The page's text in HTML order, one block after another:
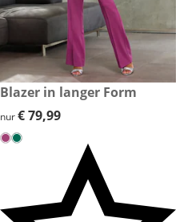
€ 79,99
Blazer in langer Form
€ 79,99
nur€ 79,99